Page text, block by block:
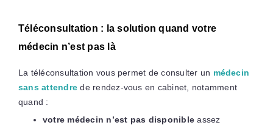
Téléconsultation : la solution quand votre
médecin n’est pas là
La téléconsultation vous permet de consulter un médecin
sans attendre de rendez-vous en cabinet, notamment
quand :
votre médecin n’est pas disponible assez